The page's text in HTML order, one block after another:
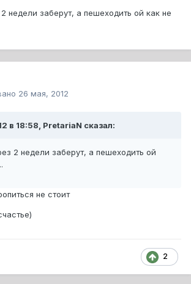
недели заберут, а пешеходить ой как не
26 мая, 2012
в 18:58, PretariaN сказал:
2 недели заберут, а пешеходить ой
не стоит
2